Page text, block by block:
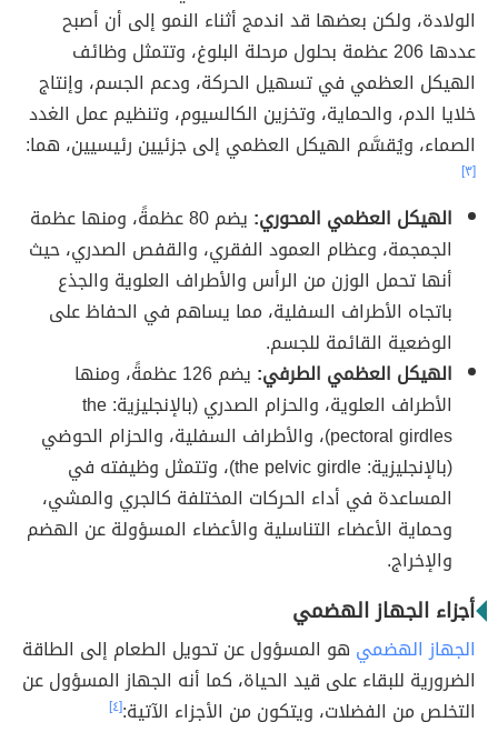
الولادة، ولكن بعضها قد اندمج أثناء النمو إلى أن أصبح
عددها 206 عظمة بحلول مرحلة البلوغ، وتتمثل وظائف
الهيكل العظمي في تسهيل الحركة، ودعم الجسم، وإنتاج
خلايا الدم، والحماية، وتخزين الكالسيوم، وتنظيم عمل الغدد
الصماء، ويُقسَّم الهيكل العظمي إلى جزئيين رئيسيين، هما:
[٣]
الهيكل العظمي المحوري:
يضم 80 عظمةً، ومنها عظمة
الجمجمة، وعظام العمود الفقري، والقفص الصدري، حيث
أنها تحمل الوزن من الرأس والأطراف العلوية والجذع
باتجاه الأطراف السفلية، مما يساهم في الحفاظ على
الوضعية القائمة للجسم.
الهيكل العظمي الطرفي:
يضم 126 عظمةً، ومنها
الأطراف العلوية، والحزام الصدري (بالإنجليزية: the
pectoral girdles)، والأطراف السفلية، والحزام الحوضي
(بالإنجليزية: the pelvic girdle)، وتتمثل وظيفته في
المساعدة في أداء الحركات المختلفة كالجري والمشي،
وحماية الأعضاء التناسلية والأعضاء المسؤولة عن الهضم
والإخراج.
أجزاء الجهاز الهضمي
الجهاز الهضمي هو المسؤول عن تحويل الطعام إلى الطاقة
الضرورية للبقاء على قيد الحياة، كما أنه الجهاز المسؤول عن
التخلص من الفضلات، ويتكون من الأجزاء الآتية:[٤]